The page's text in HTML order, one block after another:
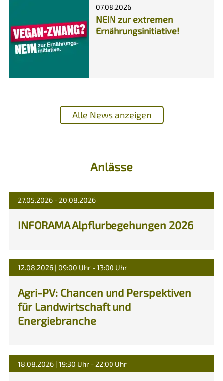
07.08.2026
NEIN zur extremen
Ernährungsinitiative!
Alle News anzeigen
Anlässe
27.05.2026 - 20.08.2026
INFORAMA Alpflurbegehungen 2026
12.08.2026 | 09:00 Uhr - 13:00 Uhr
Agri-PV: Chancen und Perspektiven
für Landwirtschaft und
Energiebranche
18.08.2026 | 19:30 Uhr - 22:00 Uhr